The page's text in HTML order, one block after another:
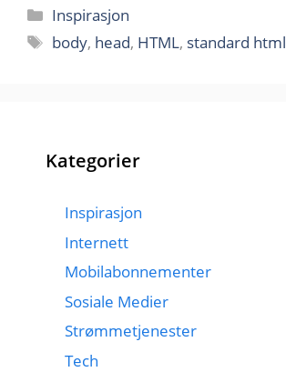
Kategorier
Inspirasjon
Stikkord
body, head, HTML, standard html
Kategorier
Inspirasjon
Internett
Mobilabonnementer
Sosiale Medier
Strømmetjenester
Tech